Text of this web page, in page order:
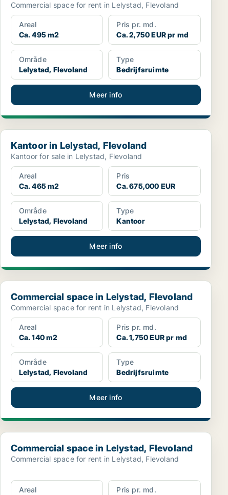
Commercial space for rent in Lelystad, Flevoland
Areal
Ca. 495 m2
Pris pr. md.
Ca. 2,750 EUR pr md
Område
Lelystad, Flevoland
Type
Bedrijfsruimte
Meer info
Kantoor in Lelystad, Flevoland
Kantoor in Lelystad, Flevoland
Kantoor for sale in Lelystad, Flevoland
Areal
Ca. 465 m2
Pris
Ca. 675,000 EUR
Område
Lelystad, Flevoland
Type
Kantoor
Meer info
Commercial space in Lelystad, Flevoland
Commercial space in Lelystad, Flevoland
Commercial space for rent in Lelystad, Flevoland
Areal
Ca. 140 m2
Pris pr. md.
Ca. 1,750 EUR pr md
Område
Lelystad, Flevoland
Type
Bedrijfsruimte
Meer info
Commercial space in Lelystad, Flevoland
Commercial space in Lelystad, Flevoland
Commercial space for rent in Lelystad, Flevoland
Areal
Pris pr. md.